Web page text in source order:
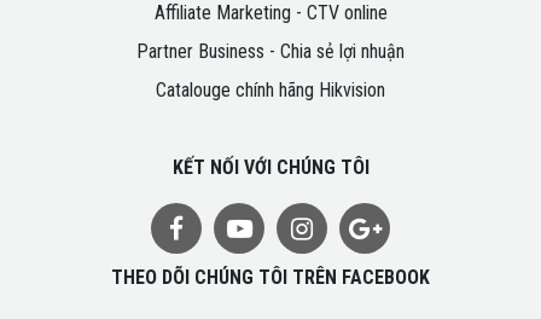
Affiliate Marketing - CTV online
Partner Business - Chia sẻ lợi nhuận
Catalouge chính hãng Hikvision
KẾT NỐI VỚI CHÚNG TÔI
THEO DÕI CHÚNG TÔI TRÊN FACEBOOK